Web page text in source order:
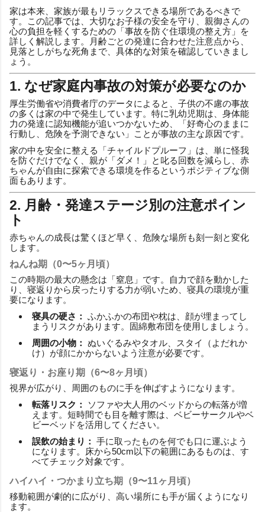
家は本来、家族が最もリラックスできる場所であるべきで
す。この記事では、大切なお子様の安全を守り、親御さんの
心の負担を軽くするための「事故を防ぐ住環境の整え方」を
詳しく解説します。月齢ごとの発達に合わせた注意点から、
見落としがちな死角まで、具体的な対策を確認していきまし
ょう。
1. なぜ家庭内事故の対策が必要なのか
厚生労働省や消費者庁のデータによると、子供の不慮の事故
の多くは家の中で発生しています。特に乳幼児期は、身体能
力の発達に認知機能が追いつかないため、「好奇心のままに
行動し、危険を予測できない」ことが事故の主な原因です。
家の中を安全に整える「チャイルドプルーフ」は、単に怪我
を防ぐだけでなく、親が「ダメ！」と叱る回数を減らし、赤
ちゃんが自由に探索できる環境を作るというポジティブな側
面もあります。
2. 月齢・発達ステージ別の注意ポイン
ト
赤ちゃんの成長は驚くほど早く、危険な場所も刻一刻と変化
します。
ねんね期（0〜5ヶ月頃）
この時期の最大の懸念は「窒息」です。自力で顔を動かした
り、寝返りから戻ったりする力が弱いため、寝具の環境が重
要になります。
寝具の硬さ： ふかふかの布団や枕は、顔が埋まってし
まうリスクがあります。固綿敷布団を使用しましょう。
周囲の小物： ぬいぐるみやタオル、スタイ（よだれか
け）が顔にかからないよう注意が必要です。
寝返り・お座り期（6〜8ヶ月頃）
視界が広がり、周囲のものに手を伸ばすようになります。
転落リスク：
ソファや大人用のベッドからの転落が増
えます。短時間でも目を離す際は、ベビーサークルやベ
ビーベッドを活用してください。
誤飲の始まり： 手に取ったものを何でも口に運ぶよう
になります。床から50cm以下の範囲にあるものは、す
べてチェック対象です。
ハイハイ・つかまり立ち期（9〜11ヶ月頃）
移動範囲が劇的に広がり、高い場所にも手が届くようになり
ます。